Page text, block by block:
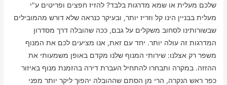
שלכם מעלית או שמא מדרגות בלבד? להזיז חפצים ופריטים ע"י
מעלית בבניין הינו קל וזריז יותר, ובעיקר כנראה שלא דורש מהמובילים
שבשורותינו לסחוב משקלים על גבם, ככה שהובלה דרך מסדרון
המדרגות זה עולה יותר. יחד עם זאת, אנו מציעים לכם את המנוף
משפר רק אצלנו: שירותי המנוף שלנו מקדם באופן משמעותי את
ההזזה. במקרה ותבחרו להתחיל העברת דירה בהזמנת מנוף באיזור
כפר ראש הנקרה, הרי מן הסתם שההובלה יהפוך ליקר יותר מפני